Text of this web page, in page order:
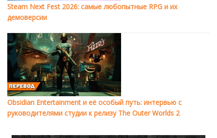
Steam Next Fest 2026: самые любопытные RPG и их
демоверсии
Obsidian Entertainment и её особый путь: интервью с
руководителями студии к релизу The Outer Worlds 2